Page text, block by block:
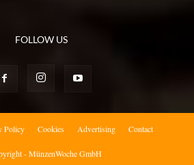
FOLLOW US
Policy Cookies Advertising Contact
- MünzenWoche GmbH